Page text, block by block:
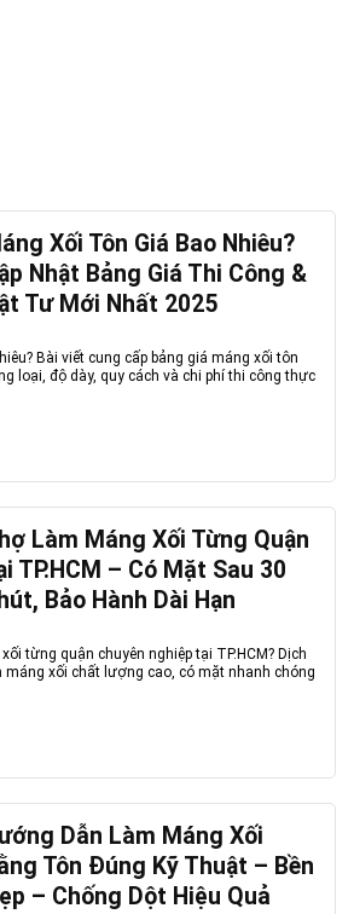
Xối Tôn Giá Bao Nhiêu?
Nhật Bảng Giá Thi Công &
Tư Mới Nhất 2025
Bài viết cung cấp bảng giá máng xối tôn
loại, độ dày, quy cách và chi phí thi công thực
Làm Máng Xối Từng Quận
TP.HCM – Có Mặt Sau 30
Bảo Hành Dài Hạn
từng quận chuyên nghiệp tại TP.HCM? Dịch
xối chất lượng cao, có mặt nhanh chóng
Dẫn Làm Máng Xối
Tôn Đúng Kỹ Thuật – Bền
– Chống Dột Hiệu Quả